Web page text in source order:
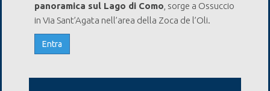
panoramica sul Lago di Como , sorge a Ossuccio
in Via Sant’Agata nell’area della Zoca de l’Oli.
Entra